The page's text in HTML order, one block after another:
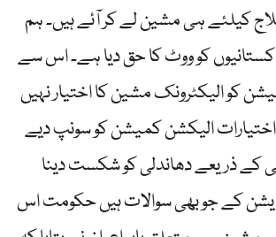
کیلئے ہی مشین لے کر آئے ہیں۔ ہم
کو ووٹ کا حق دیا ہے۔ اس سے
کو الیکٹرونک مشین کا اختیار نہیں
دیا گیا تاہم اب 2اختیارات الیکشن کمیشن کو سونپ دیے
کے ذریعے دھاندلی کو شکست دینا
کے جو بھی سوالات ہیں حکومت اس